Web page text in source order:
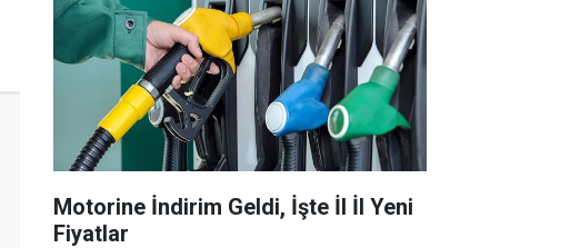
Motorine İndirim Geldi, İşte İl İl Yeni
Fiyatlar